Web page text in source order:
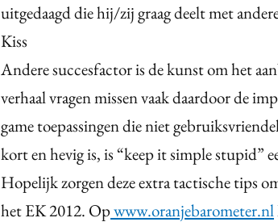
uitgedaagd die hij/zij graag deelt met
Kiss
Andere succesfactor is de kunst om het
verhaal vragen missen vaak daardoor de
game toepassingen die niet
kort en hevig is, is “keep it simple stupid”
Hopelijk zorgen deze extra tactische tips
het EK 2012. Opwww.oranjebarometer.nl